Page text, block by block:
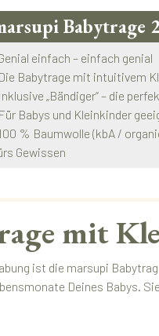
Babytrage
einfach – einfach genial
Die Babytrage mit intuitivem
„Bändiger“ – die
Babys und Kleinkinder
100 % Baumwolle (kbA /
Gewissen
mit
ist die marsupi
Deines Babys.